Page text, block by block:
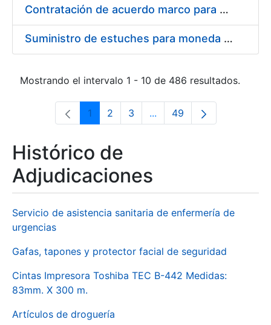
Contratación de acuerdo marco para el Suministro de Material de Electricidad para la Fábrica Nacional de Moneda y Timbre-Real Casa de la Moneda en su centro de trabajo de Burgos
Suministro de estuches para moneda de 30 €
Mostrando el intervalo 1 - 10 de 486 resultados.
Página
1 Página
2 Página
3 ...Páginas intermedias Use
Página
49
Histórico de
Adjudicaciones
Servicio de asistencia sanitaria de enfermería de
urgencias
Gafas, tapones y protector facial de seguridad
Cintas Impresora Toshiba TEC B-442 Medidas:
83mm. X 300 m.
Artículos de droguería